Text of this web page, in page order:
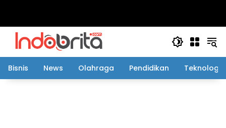
Bisnis News Olahraga Pendidikan Teknologi